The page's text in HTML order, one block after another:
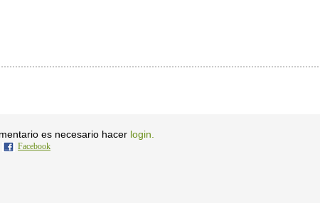
es necesario hacer login.
Facebook